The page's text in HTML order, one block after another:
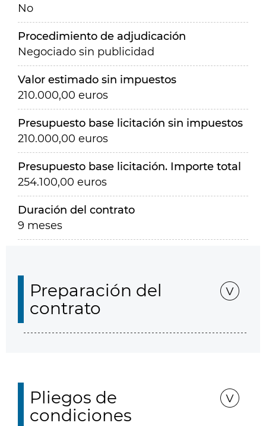
No
Procedimiento de adjudicación
Negociado sin publicidad
Valor estimado sin impuestos
210.000,00 euros
Presupuesto base licitación sin impuestos
210.000,00 euros
Presupuesto base licitación. Importe total
254.100,00 euros
Duración del contrato
9 meses
Preparación del
contrato
Pliegos de
condiciones